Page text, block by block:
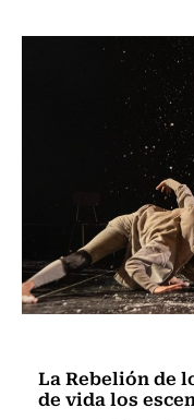
La Rebelión de
de vida los